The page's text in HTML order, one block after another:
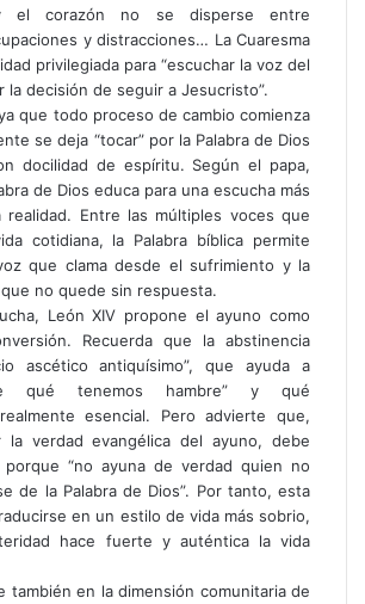
el corazón no se disperse entre
y distracciones… La Cuaresma
privilegiada para “escuchar la voz del
la decisión de seguir a Jesucristo”.
que todo proceso de cambio comienza
se deja “tocar” por la Palabra de Dios
docilidad de espíritu. Según el papa,
de Dios educa para una escucha más
realidad. Entre las múltiples voces que
cotidiana, la Palabra bíblica permite
que clama desde el sufrimiento y la
que no quede sin respuesta.
León XIV propone el ayuno como
Recuerda que la abstinencia
ascético antiquísimo”, que ayuda a
qué tenemos hambre” y qué
esencial. Pero advierte que,
la verdad evangélica del ayuno, debe
“no ayuna de verdad quien no
de la Palabra de Dios”. Por tanto, esta
en un estilo de vida más sobrio,
hace fuerte y auténtica la vida
también en la dimensión comunitaria de